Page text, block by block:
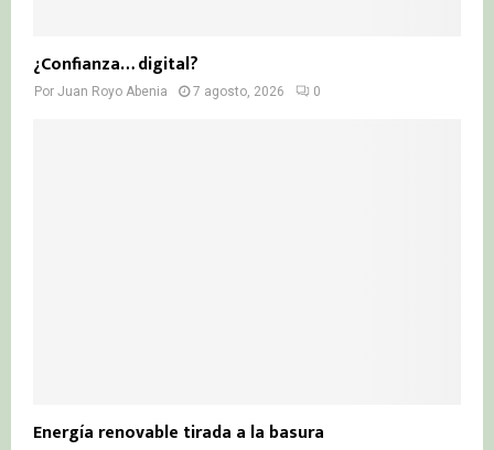
¿Confianza… digital?
Por Juan Royo Abenia 7 agosto, 2026 0
Energía renovable tirada a la basura